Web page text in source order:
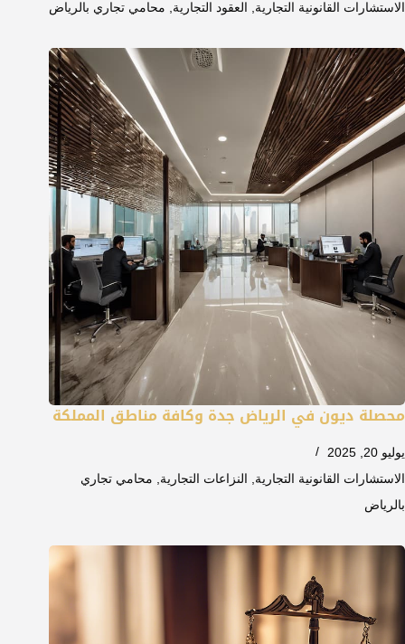
الاستشارات القانونية التجارية, العقود التجارية, محامي تجاري بالرياض
محصلة ديون في الرياض جدة وكافة مناطق المملكة
يوليو 20, 2025
الاستشارات القانونية التجارية, النزاعات التجارية, محامي تجاري
بالرياض